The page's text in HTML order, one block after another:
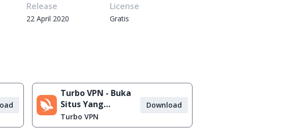
Release
22 April 2020
License
Gratis
Turbo VPN - Buka
Situs Yang
Diblokir
Turbo VPN
Download